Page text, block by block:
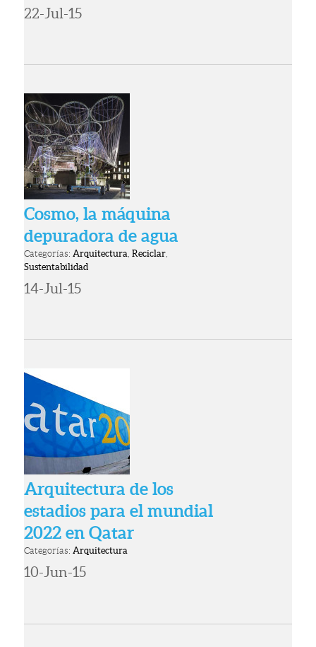
22-Jul-15
Cosmo, la máquina
depuradora de agua
Categorías:Arquitectura,Reciclar,
Sustentabilidad
14-Jul-15
Arquitectura de los
estadios para el mundial
2022 en Qatar
Categorías:Arquitectura
10-Jun-15